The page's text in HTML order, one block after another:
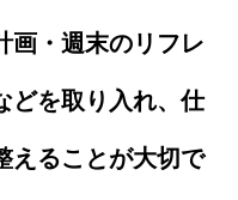
画・週末のリフレ
どを取り入れ、仕
えることが大切で